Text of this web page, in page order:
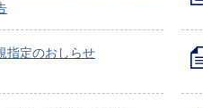
指定のおしらせ